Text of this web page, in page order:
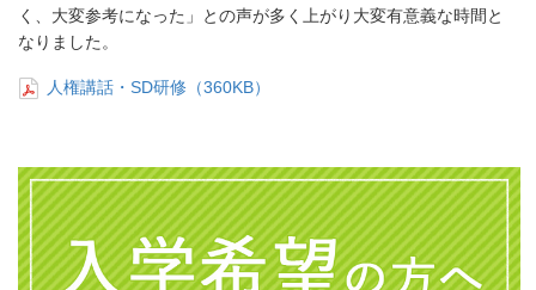
く、大変参考になった」との声が多く上がり大変有意義な時間と
なりました。
人権講話・SD研修（360KB）